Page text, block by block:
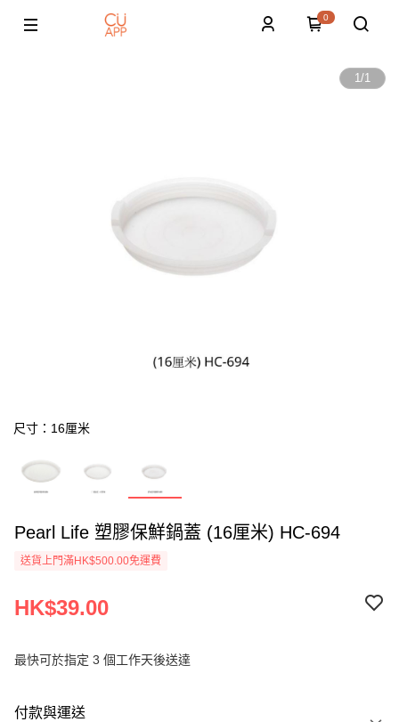
0
1/1
尺寸：16厘米
Pearl Life 塑膠保鮮鍋蓋 (16厘米) HC-694
送貨上門滿HK$500.00免運費
HK$39.00
最快可於指定 3 個工作天後送達
付款與運送